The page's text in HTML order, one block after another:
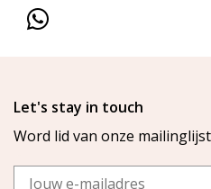
Let's stay in touch
Word lid van onze mailinglijst
Email